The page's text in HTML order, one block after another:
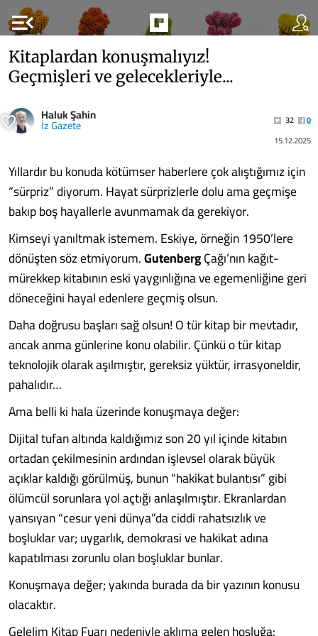
menu_open
Kitaplardan konuşmalıyız!
Geçmişleri ve gelecekleriyle...
Haluk Şahin
İz Gazete 32
0
15.12.2025
Yıllardır bu konuda kötümser haberlere çok alıştığımız için
“sürpriz” diyorum. Hayat sürprizlerle dolu ama geçmişe
bakıp boş hayallerle avunmamak da gerekiyor.
Kimseyi yanıltmak istemem. Eskiye, örneğin 1950’lere
dönüşten söz etmiyorum.GutenbergÇağı’nın kağıt-
mürekkep kitabının eski yaygınlığına ve egemenliğine geri
döneceğini hayal edenlere geçmiş olsun.
Daha doğrusu başları sağ olsun! O tür kitap bir mevtadır,
ancak anma günlerine konu olabilir. Çünkü o tür kitap
teknolojik olarak aşılmıştır, gereksiz yüktür, irrasyoneldir,
pahalıdır…
Ama belli ki hala üzerinde konuşmaya değer:
Dijital tufan altında kaldığımız son 20 yıl içinde kitabın
ortadan çekilmesinin ardından işlevsel olarak büyük
açıklar kaldığı görülmüş, bunun “hakikat bulantısı” gibi
ölümcül sorunlara yol açtığı anlaşılmıştır. Ekranlardan
yansıyan “cesur yeni dünya”da ciddi rahatsızlık ve
boşluklar var; uygarlık, demokrasi ve hakikat adına
kapatılması zorunlu olan boşluklar bunlar.
Konuşmaya değer; yakında burada da bir yazının konusu
olacaktır.